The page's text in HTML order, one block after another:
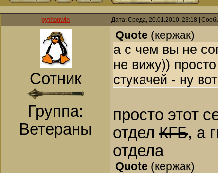
pythonwin Дата: Среда, 20.01.2010, 23:18 |
Сотник
Группа:
Ветераны
Quote (кержак)
а с чем вы не
не вижу))
стукачей - ну
просто этот
отдел КГБ, а
отдела
Quote (кержак)